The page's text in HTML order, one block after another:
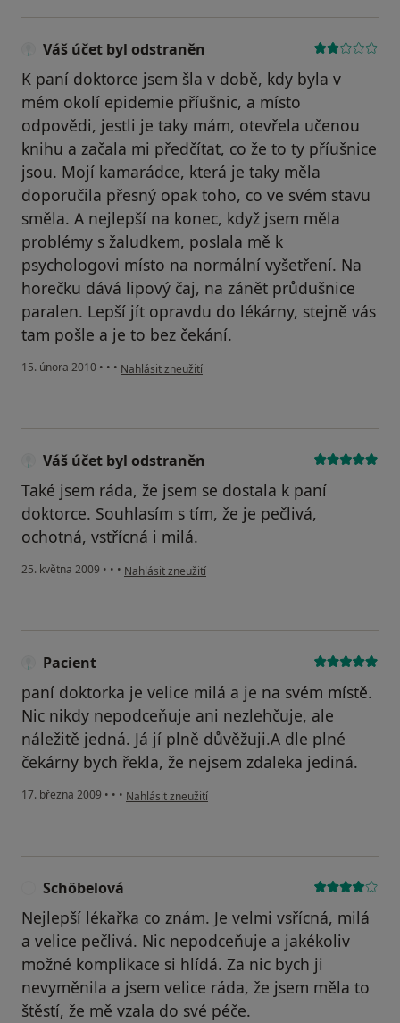
Váš účet byl odstraněn
K paní doktorce jsem šla v době, kdy byla v
mém okolí epidemie příušnic, a místo
odpovědi, jestli je taky mám, otevřela učenou
knihu a začala mi předčítat, co že to ty příušnice
jsou. Mojí kamarádce, která je taky měla
doporučila přesný opak toho, co ve svém stavu
směla. A nejlepší na konec, když jsem měla
problémy s žaludkem, poslala mě k
psychologovi místo na normální vyšetření. Na
horečku dává lipový čaj, na zánět průdušnice
paralen. Lepší jít opravdu do lékárny, stejně vás
tam pošle a je to bez čekání.
15. února 2010 • • • podle názoru uživatele Váš účet byl odstraněn
Nahlásit zneužití
Váš účet byl odstraněn
Také jsem ráda, že jsem se dostala k paní
doktorce. Souhlasím s tím, že je pečlivá,
ochotná, vstřícná i milá.
25. května 2009 • • • podle názoru uživatele Váš účet byl odstraněn
Nahlásit zneužití
Pacient
paní doktorka je velice milá a je na svém místě.
Nic nikdy nepodceňuje ani nezlehčuje, ale
náležitě jedná. Já jí plně důvěžuji.A dle plné
čekárny bych řekla, že nejsem zdaleka jediná.
17. března 2009 • • • podle názoru uživatele Pacient
Nahlásit zneužití
Schöbelová
Nejlepší lékařka co znám. Je velmi vsřícná, milá
a velice pečlivá. Nic nepodceňuje a jakékoliv
možné komplikace si hlídá. Za nic bych ji
nevyměnila a jsem velice ráda, že jsem měla to
štěstí, že mě vzala do své péče.